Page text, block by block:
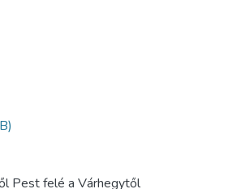
Pest felé a Várhegytől